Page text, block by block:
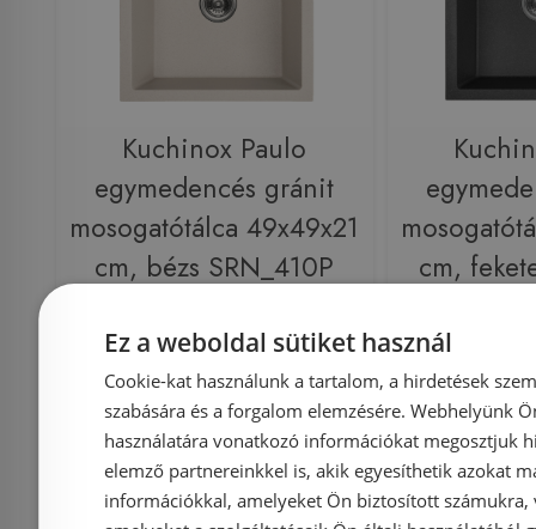
Kuchinox Paulo
egymedencés gránit
mosogatótálca 49x49x21
cm, bézs SRN_410P
Azonosító: 214276
Cikkszám: SRN_410P
49 900 Ft39 990 Ft
cm,
49 900 Ft
Ez a weboldal sütiket használ
Cookie-kat használunk a tartalom, a hirdetések
szabására és a forgalom elemzésére. Webhelyünk
használatára vonatkozó információkat megosztjuk
elemző partnereinkkel is, akik egyesíthetik azokat
információkkal, amelyeket Ön biztosított számukra,